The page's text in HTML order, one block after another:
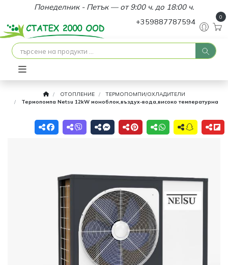
Понеделник - Петък — от 9:00 ч. до 18:00 ч.
+359887787594
0
ОТОПЛЕНИЕ
ТЕРМОПОМПИ/ОХЛАДИТЕЛИ
Термопомпа Netsu 12kW моноблок,въздух-вода,високо температурна